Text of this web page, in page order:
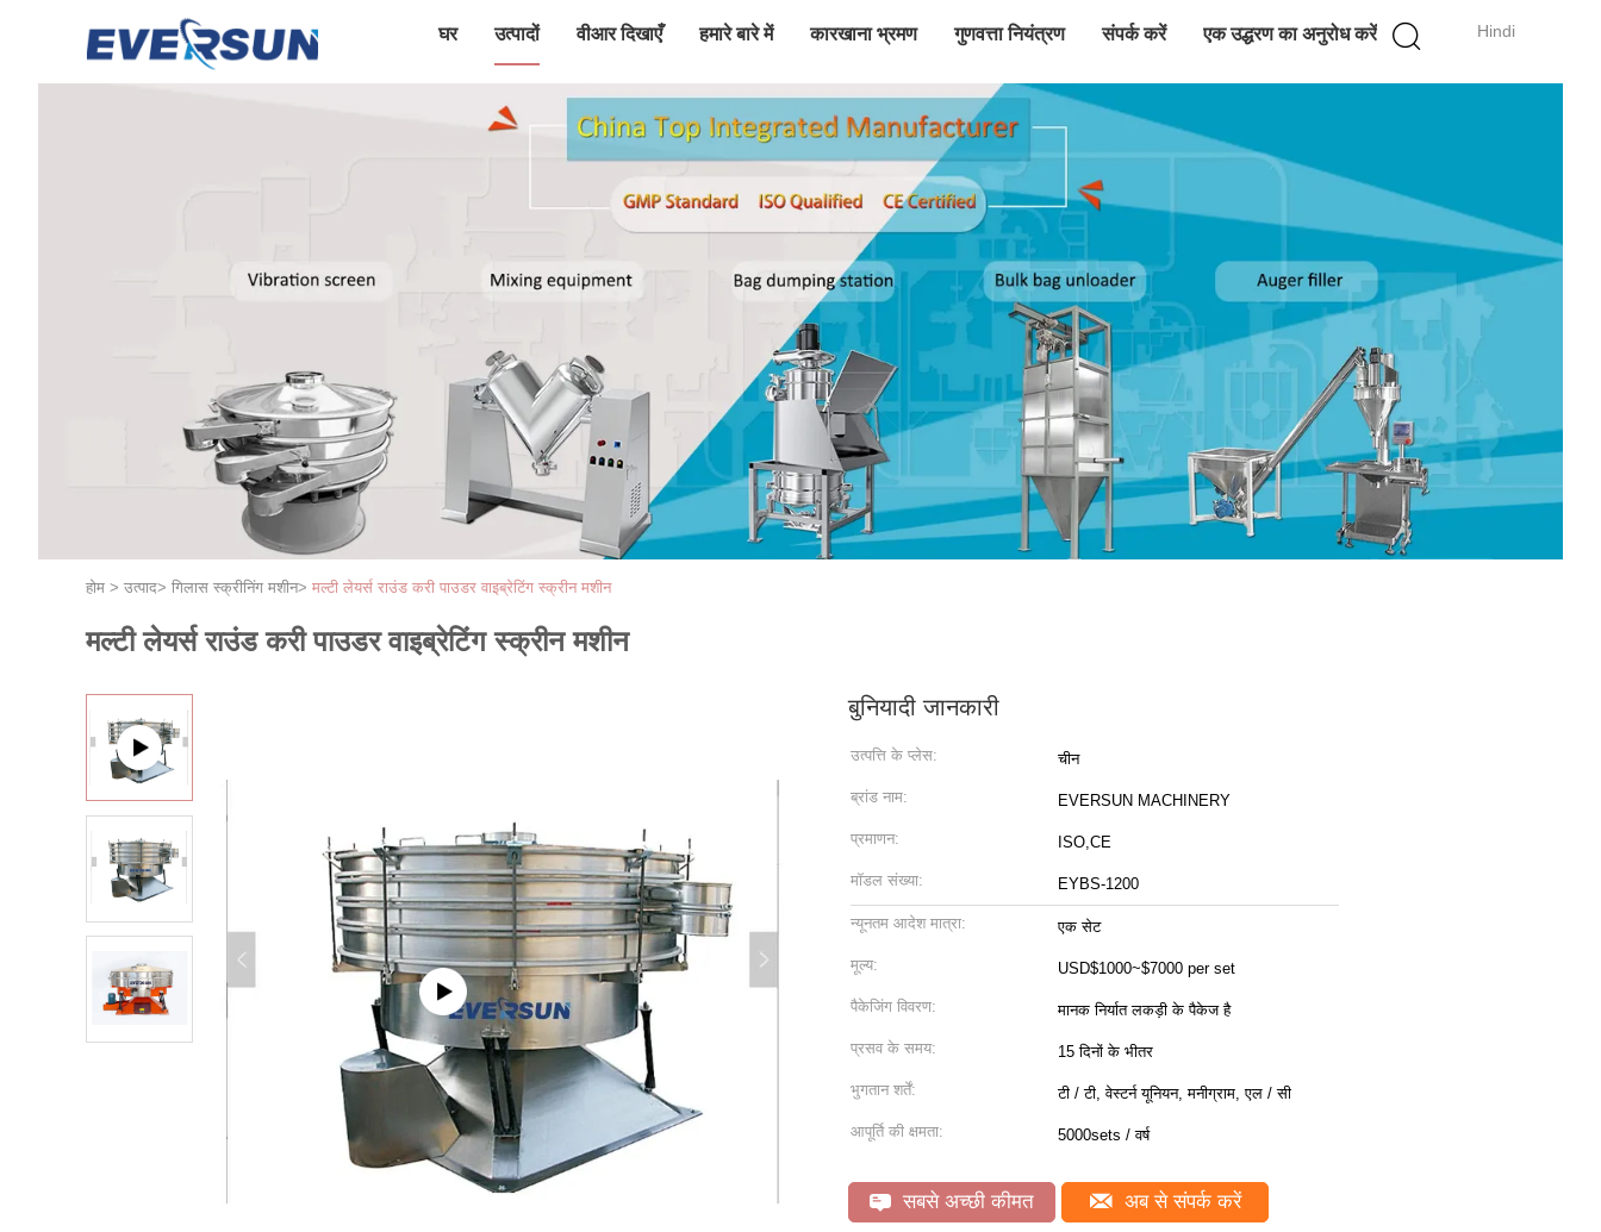
Hindi
घर उत्पादों वीआर दिखाएँ हमारे बारे में कारखाना भ्रमण गुणवत्ता नियंत्रण संपर्क करें एक उद्धरण का अनुरोध करें
होम > उत्पाद> गिलास स्क्रीनिंग मशीन> मल्टी लेयर्स राउंड करी पाउडर वाइब्रेटिंग स्क्रीन मशीन
मल्टी लेयर्स राउंड करी पाउडर वाइब्रेटिंग स्क्रीन मशीन
बुनियादी जानकारी
उत्पत्ति के प्लेस: चीन
ब्रांड नाम: EVERSUN MACHINERY
प्रमाणन: ISO,CE
मॉडल संख्या: EYBS-1200
न्यूनतम आदेश मात्रा: एक सेट
मूल्य: USD$1000~$7000 per set
पैकेजिंग विवरण: मानक निर्यात लकड़ी के पैकेज है
प्रसव के समय: 15 दिनों के भीतर
भुगतान शर्तें: टी / टी, वेस्टर्न यूनियन, मनीग्राम, एल / सी
आपूर्ति की क्षमता: 5000sets / वर्ष
सबसे अच्छी कीमत अब से संपर्क करें